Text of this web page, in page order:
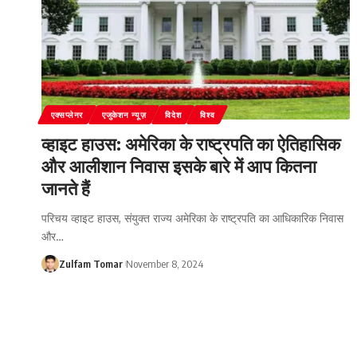
एक्सप्लेनर एजुकेशन न्यूज़ विदेश विश्व
व्हाइट हाउस: अमेरिका के राष्ट्रपति का ऐतिहासिक
और आलीशान निवास इसके बारे में आप कितना
जानते हैं
परिचय व्हाइट हाउस, संयुक्त राज्य अमेरिका के राष्ट्रपति का आधिकारिक निवास
और…
Zulfam Tomar November 8, 2024